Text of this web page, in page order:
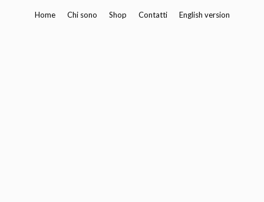
Home Chi sono Shop Contatti English version